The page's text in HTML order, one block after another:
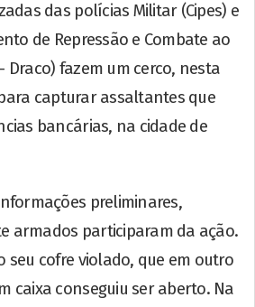
das polícias Militar (Cipes) e
de Repressão e Combate ao
Draco) fazem um cerco, nesta
capturar assaltantes que
bancárias, na cidade de
preliminares,
armados participaram da ação.
seu cofre violado, que em outro
caixa conseguiu ser aberto. Na